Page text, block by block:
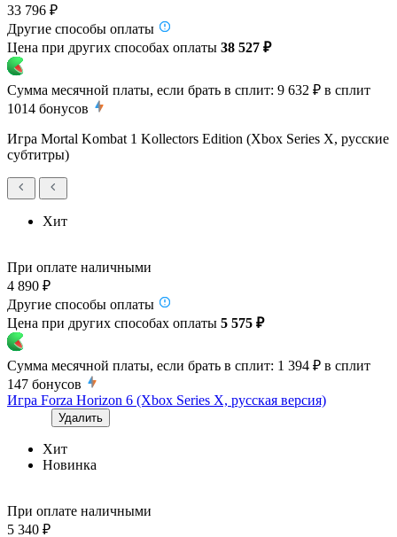
33 796 ₽
Другие способы оплаты
Цена при других способах оплаты 38 527 ₽
Сумма месячной платы, если брать в сплит: 9 632 ₽ в сплит
1014 бонусов
Игра Mortal Kombat 1 Kollectors Edition (Xbox Series X, русские
субтитры)
Хит
При оплате наличными
4 890 ₽
Другие способы оплаты
Цена при других способах оплаты 5 575 ₽
Сумма месячной платы, если брать в сплит: 1 394 ₽ в сплит
147 бонусов
Игра Forza Horizon 6 (Xbox Series X, русская версия)
Удалить
Хит
Новинка
При оплате наличными
5 340 ₽